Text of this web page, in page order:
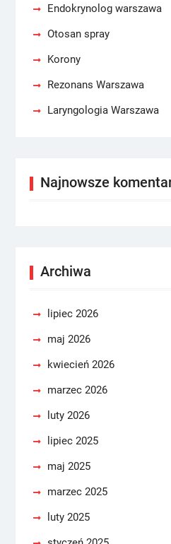
Endokrynolog warszawa
Otosan spray
Korony
Rezonans Warszawa
Laryngologia Warszawa
Najnowsze
Archiwa
lipiec 2026
maj 2026
kwiecień 2026
marzec 2026
luty 2026
lipiec 2025
maj 2025
marzec 2025
luty 2025